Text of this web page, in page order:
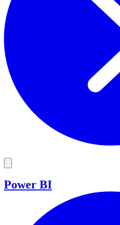
Power BI